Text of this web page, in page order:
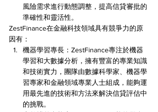
風險需求進行動態調整，提高信貸審批的
準確性和靈活性。
ZestFinance在金融科技領域具有競爭力的原
因有：
機器學習專長：ZestFinance專注於機器
學習和大數據分析，擁有豐富的專業知識
和技術實力，團隊由數據科學家、機器學
習專家和金融領域專業人士組成，能夠運
用最先進的技術和方法來解決信貸評估中
的挑戰。